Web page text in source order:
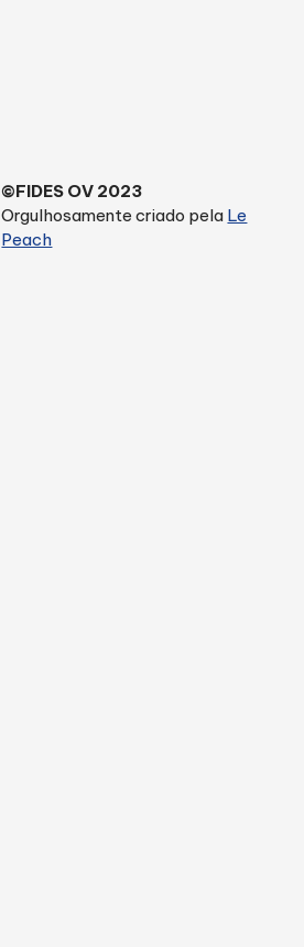
©FIDES OV 2023
Orgulhosamente criado pela Le
Peach